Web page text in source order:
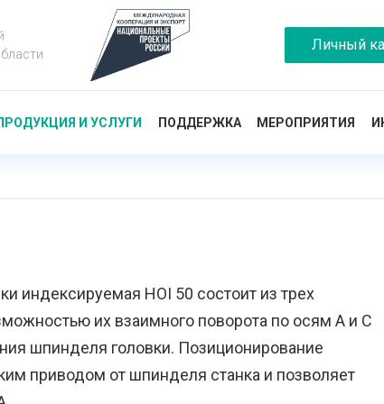
Личный
И УСЛУГИ ПОДДЕРЖКА МЕРОПРИЯТИЯ
индексируемая HOI 50 состоит из трех
их взаимного поворота по осям А и С
шпинделя головки. Позиционирование
приводом от шпинделя станка и позволяет